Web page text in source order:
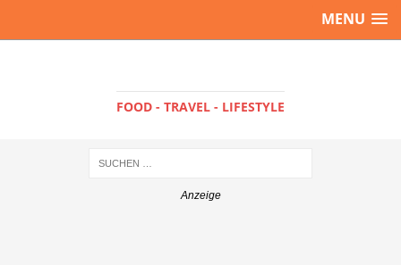
MENU
FOOD - TRAVEL - LIFESTYLE